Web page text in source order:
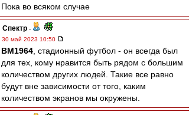
Пока во всяком случае
Спектр -
30 май 2023 10:50
BM1964 , стадионный футбол - он всегда был
для тех, кому нравится быть рядом с большим
количеством других людей. Такие все равно
будут вне зависимости от того, каким
количеством экранов мы окружены.